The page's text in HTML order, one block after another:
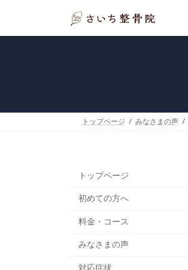
トップページ みなさまの声
トップページ
初めての方へ
料金・コース
みなさまの声
対応症状